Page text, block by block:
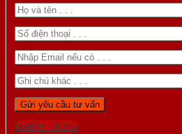
Gọi 0976.169.864